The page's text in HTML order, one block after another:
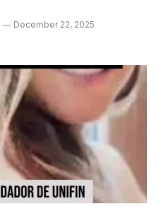
December 22, 2025